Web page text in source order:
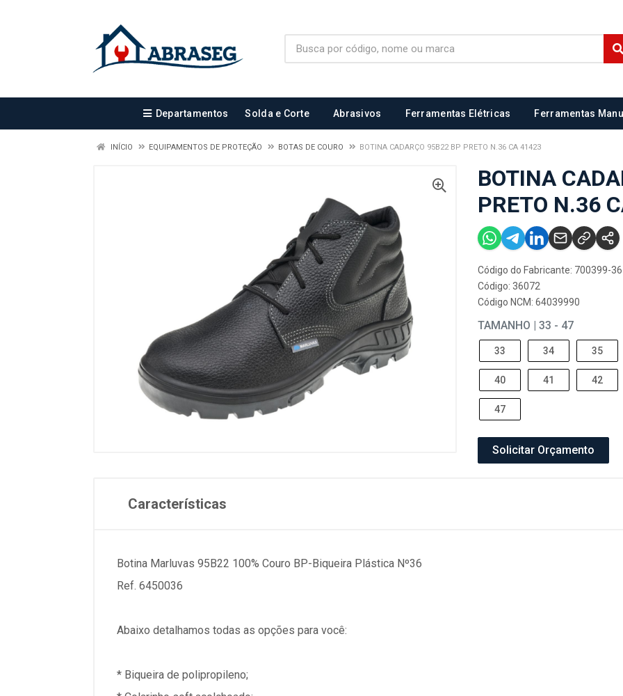
Departamentos Solda e Corte Abrasivos Ferramentas Elétricas Ferramentas
INÍCIO EQUIPAMENTOS DE PROTEÇÃO BOTAS DE COURO BOTINA CADARÇO 95B22 BP PRETO N.36 CA 41423
BOTINA
PRETO N.36
Código do Fabricante: 700399-36
Código: 36072
Código NCM: 64039990
TAMANHO | 33 - 47
33 34 35
40 41 42
47
Solicitar Orçamento
Características
Botina Marluvas 95B22 100% Couro BP-Biqueira Plástica Nº36
Ref. 6450036
Abaixo detalhamos todas as opções para você:
* Biqueira de polipropileno;